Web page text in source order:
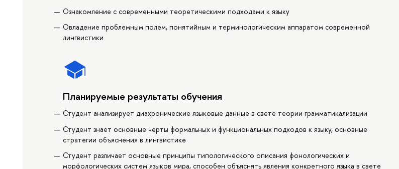
Ознакомление с современными теоретическими подходами к языку
Овладение проблемным полем, понятийным и терминологическим аппаратом современной
лингвистики
Планируемые результаты обучения
Студент анализирует диахронические языковые данные в свете теории грамматикализации
Студент знает основные черты формальных и функциональных подходов к языку, основные
стратегии объяснения в лингвистике
Студент различает основные принципы типологического описания фонологических и
морфологических систем языков мира, способен объяснять явления конкретного языка в свете